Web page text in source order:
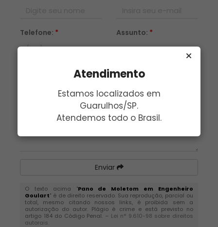
Atendimento
Estamos localizados em
Guarulhos/SP.
Atendemos todo o Brasil.
Telefone: * Assunto: *
Enviar
O texto acima "Pano de Moletom em Engenheiro
Goulart" é de direito reservado. Sua reprodução, parcial ou
total, mesmo citando nossos links, é proibida sem a
autorização do autor. Plágio é crime e está previsto no
artigo 184 do Código Penal. – Lei n° 9.610-98 sobre direitos
autorais.